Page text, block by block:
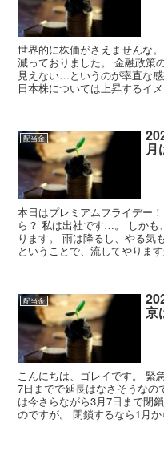
世界的に株価がさえませんな
減っておりました。 金融政策
見えない…というのが率直な
日本株については上昇するイ
配当金
月
本日はプレミアムフライデー
ら？ 私は出社です…。 しかも
ります。 雨は降るし、やる気
ということで、流してやりま
配当金
京
こんにちは、ゴレイです。 緊
7日までで延長はなさそうな
は今さらながら3月7日まで閉
のですが。 閉鎖するなら1月